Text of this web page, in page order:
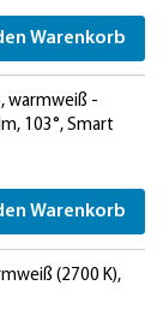
Warenkorb
warmweiß -
103°, Smart
Warenkorb
(2700 K),